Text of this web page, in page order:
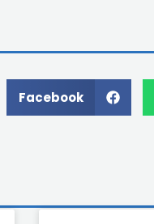
Facebook